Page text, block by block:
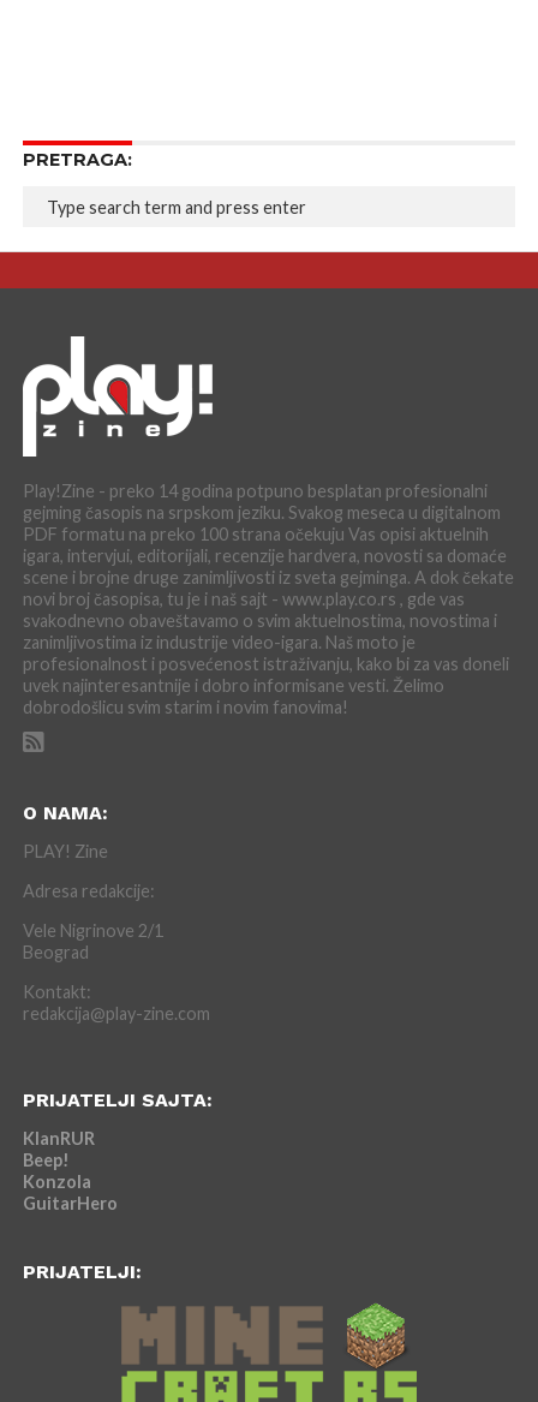
PRETRAGA:
Play!Zine - preko 14 godina potpuno besplatan profesionalni
gejming časopis na srpskom jeziku. Svakog meseca u digitalnom
PDF formatu na preko 100 strana očekuju Vas opisi aktuelnih
igara, intervjui, editorijali, recenzije hardvera, novosti sa domaće
scene i brojne druge zanimljivosti iz sveta gejminga. A dok čekate
novi broj časopisa, tu je i naš sajt - www.play.co.rs , gde vas
svakodnevno obaveštavamo o svim aktuelnostima, novostima i
zanimljivostima iz industrije video-igara. Naš moto je
profesionalnost i posvećenost istraživanju, kako bi za vas doneli
uvek najinteresantnije i dobro informisane vesti. Želimo
dobrodošlicu svim starim i novim fanovima!
O NAMA:
PLAY! Zine
Adresa redakcije:
Vele Nigrinove 2/1
Beograd
Kontakt:
redakcija@play-zine.com
PRIJATELJI SAJTA:
KlanRUR
Beep!
Konzola
GuitarHero
PRIJATELJI: